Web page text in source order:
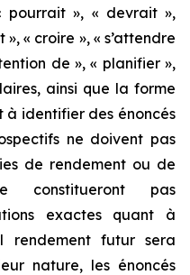
pourrait », « devrait »,
« croire », « s’attendre
de », « planifier »,
ainsi que la forme
identifier des énoncés
ne doivent pas
de rendement ou de
constitueront pas
exactes quant à
futur sera
nature, les énoncés